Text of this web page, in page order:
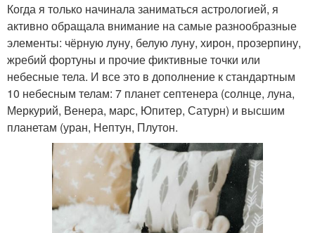
Когда я только начинала заниматься астрологией, я
активно обращала внимание на самые разнообразные
элементы: чёрную луну, белую луну, хирон, прозерпину,
жребий фортуны и прочие фиктивные точки или
небесные тела. И все это в дополнение к стандартным
10 небесным телам: 7 планет септенера (солнце, луна,
Меркурий, Венера, марс, Юпитер, Сатурн) и высшим
планетам (уран, Нептун, Плутон.